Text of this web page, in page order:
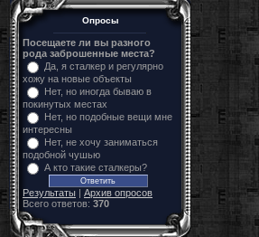
Опросы
Посещаете ли вы разного
рода заброшенные места?
Да, я сталкер и регулярно
хожу на новые объекты
Нет, но иногда бываю в
покинутых местах
Нет, но подобные вещи мне
интересны
Нет, не хочу заниматься
подобной чушью
А кто такие сталкеры?
Результаты | Архив опросов
Всего ответов: 370